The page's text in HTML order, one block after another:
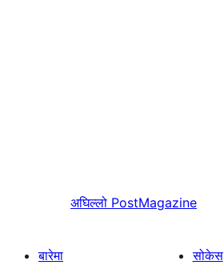
अघिल्लो PostMagazine
बारेमा सोकेस